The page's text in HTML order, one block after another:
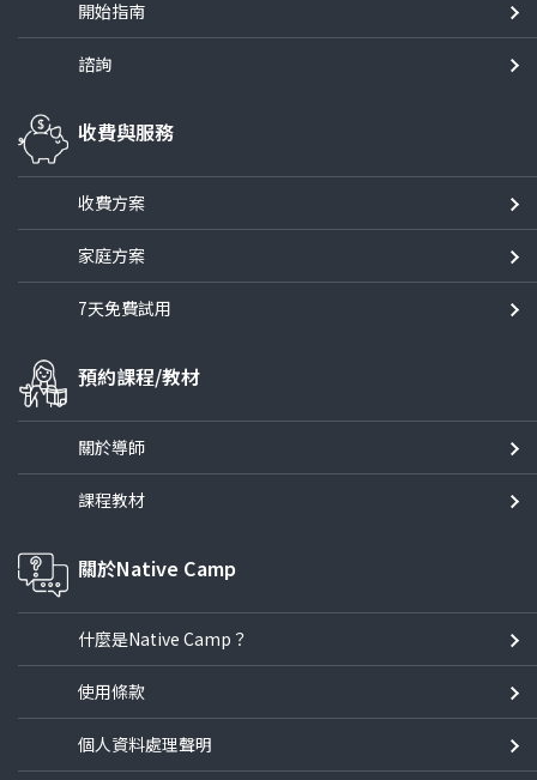
開始指南
諮詢
收費與服務
收費方案
家庭方案
7天免費試用
預約課程/教材
關於導師
課程教材
關於Native Camp
什麼是Native Camp？
使用條款
個人資料處理聲明